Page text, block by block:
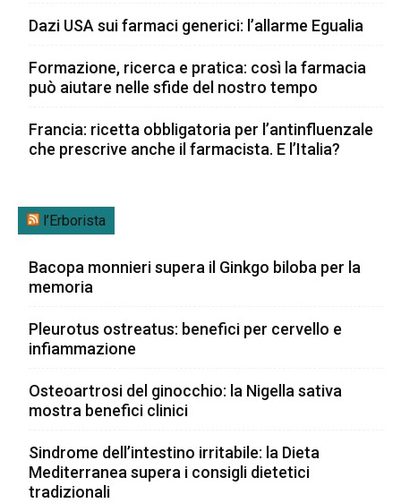
Dazi USA sui farmaci generici: l’allarme Egualia
Formazione, ricerca e pratica: così la farmacia
può aiutare nelle sfide del nostro tempo
Francia: ricetta obbligatoria per l’antinfluenzale
che prescrive anche il farmacista. E l’Italia?
l’Erborista
Bacopa monnieri supera il Ginkgo biloba per la
memoria
Pleurotus ostreatus: benefici per cervello e
infiammazione
Osteoartrosi del ginocchio: la Nigella sativa
mostra benefici clinici
Sindrome dell’intestino irritabile: la Dieta
Mediterranea supera i consigli dietetici
tradizionali